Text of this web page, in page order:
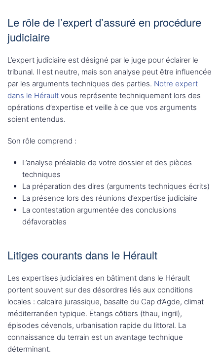
Le rôle de l’expert d’assuré en procédure
judiciaire
L’expert judiciaire est désigné par le juge pour éclairer le
tribunal. Il est neutre, mais son analyse peut être influencée
par les arguments techniques des parties. Notre expert
dans le Hérault vous représente techniquement lors des
opérations d’expertise et veille à ce que vos arguments
soient entendus.
Son rôle comprend :
L’analyse préalable de votre dossier et des pièces
techniques
La préparation des dires (arguments techniques écrits)
La présence lors des réunions d’expertise judiciaire
La contestation argumentée des conclusions
défavorables
Litiges courants dans le Hérault
Les expertises judiciaires en bâtiment dans le Hérault
portent souvent sur des désordres liés aux conditions
locales : calcaire jurassique, basalte du Cap d’Agde, climat
méditerranéen typique. Étangs côtiers (thau, ingril),
épisodes cévenols, urbanisation rapide du littoral. La
connaissance du terrain est un avantage technique
déterminant.